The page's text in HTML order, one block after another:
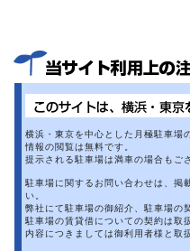
横浜・東京を中心とした月極駐車場
情報の閲覧は無料です。
提示される駐車場は満車の場合もご
駐車場に関するお問い合わせは、掲
い。
弊社にて駐車場の御紹介、駐車場の
駐車場の賃貸借についての契約は取
内容につきましては御利用者様と取